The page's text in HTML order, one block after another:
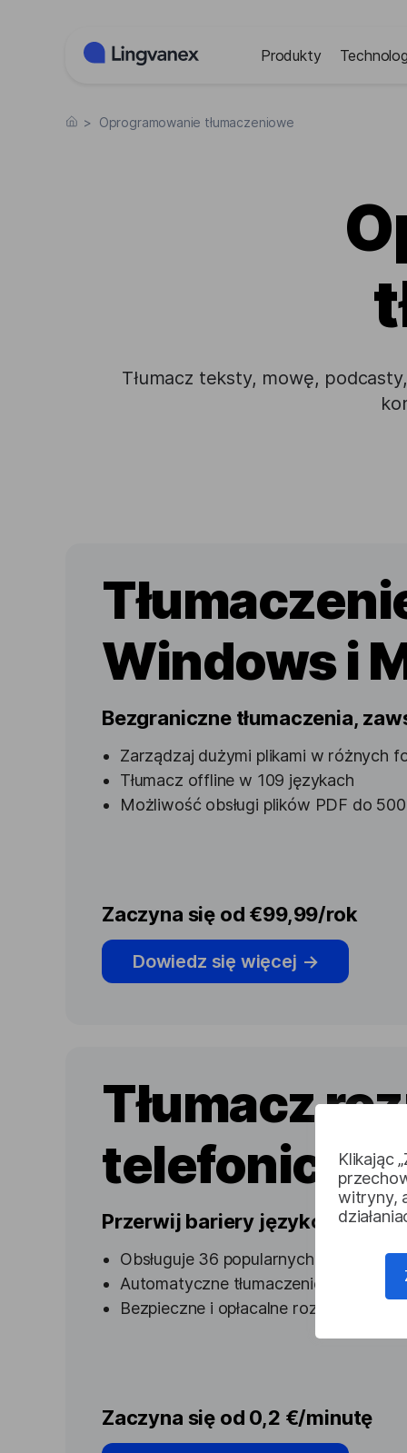
Klikając
witryny,
Produkty
> Oprogramowanie tłumaczeniowe
Tłumacz teksty, mowę,
Windows i
Bezgraniczne tłumaczenia,
Zarządzaj dużymi plikami w różnych
Tłumacz offline w 109 językach
Możliwość obsługi plików PDF do
Zaczyna się od €99,99/rok
Dowiedz się więcej →
Tłumacz
Przerwij bariery językowe,
Obsługuje 36 popularnych języków
Automatyczne tłumaczenie mowy w
Bezpieczne i opłacalne rozwiązania
Zaczyna się od 0,2 €/minutę